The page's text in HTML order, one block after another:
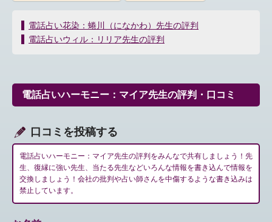
投
稿
ー
シ
ン
電話占い花染：蜷川（になかわ）先生の評判
電話占いウィル：リリア先生の評判
電話占いハーモニー：マイア先生の評判・口コミ
口コミを投稿する
電話占いハーモニー：マイア先生の評判をみんなで共有しましょう！先
生、復縁に強い先生、当たる先生などいろんな情報を書き込んで情報を
交換しましょう！会社の批判や占い師さんを中傷するような書き込みは
禁止しています。